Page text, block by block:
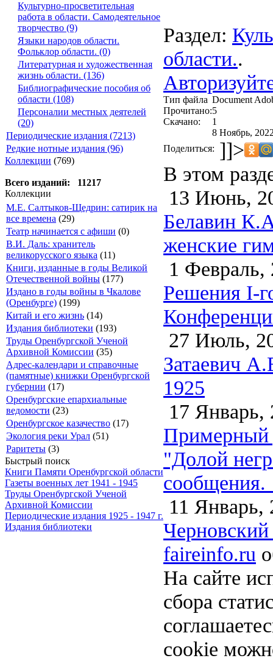
Культурно-просветительная
работа в области. Самодеятельное
творчество (9)
Языки народов области.
Фольклор области. (0)
Литературная и художественная
жизнь области. (136)
Библиографические пособия об
области (108)
Персоналии местных деятелей
(20)
Периодические издания (7213)
Редкие нотные издания (96)
Коллекции (769)
Всего изданий: 11217
Коллекции
М.Е. Салтыков-Щедрин: сатирик на
все времена (29)
Театр начинается с афиши (0)
В.И. Даль: хранитель
великорусского языка (11)
Книги, изданные в годы Великой
Отечественной войны (177)
Издано в годы войны в Чкалове
(Оренбурге) (199)
Китай и его жизнь (14)
Издания библиотеки (193)
Труды Оренбургской Ученой
Архивной Комиссии (35)
Адрес-календари и справочные
(памятные) книжки Оренбургской
губернии (17)
Оренбургские епархиальные
ведомости (23)
Оренбургское казачество (17)
Экология реки Урал (51)
Раритеты (3)
Быстрый поиск
Книги Памяти Оренбургской области
Газеты военных лет 1941 - 1945
Труды Оренбургской Ученой
Архивной Комиссии
Периодические издания 1925 - 1947 г.
Издания библиотеки
Раздел:
области..
Тип файла Document
Прочитано:5
Скачано:
1
8 Ноябрь,
Поделиться: ]]>
В этом
13 Июнь,
Белавин
женские
1 Февраль,
Решения I-
27 Июль,
Затаевич
1925
17 Январь,
Примерный
"Долой
сообщения.
11 Январь,
faireinfo.ru
На сайте
сбора
cookie